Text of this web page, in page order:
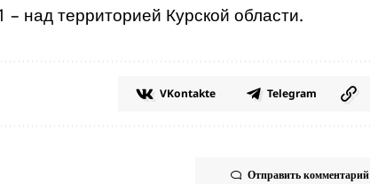
над территорией Курской области.
VKontakte Telegram
Отправить комментарий